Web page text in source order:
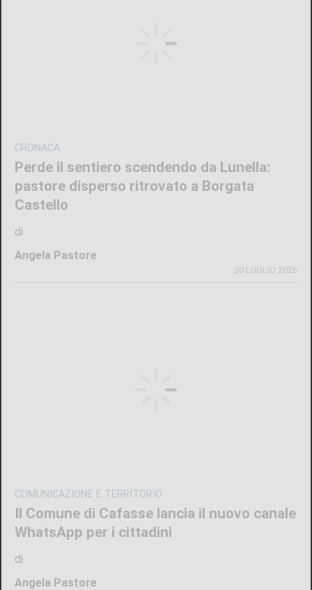
CRONACA
Perde il sentiero scendendo da Lunella:
pastore disperso ritrovato a Borgata
Castello
di
Angela Pastore
20 LUGLIO 2026
COMUNICAZIONE E TERRITORIO
Il Comune di Cafasse lancia il nuovo canale
WhatsApp per i cittadini
di
Angela Pastore